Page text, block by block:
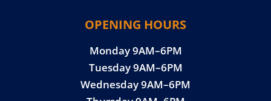
OPENING HOURS
Monday 9AM–6PM
Tuesday 9AM–6PM
Wednesday 9AM–6PM